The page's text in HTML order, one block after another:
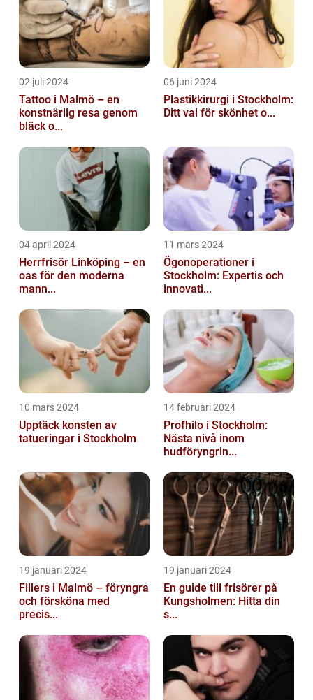
02 juli 2024
Tattoo i Malmö – en
konstnärlig resa genom
bläck o...
06 juni 2024
Plastikkirurgi i Stockholm:
Ditt val för skönhet o...
04 april 2024
Herrfrisör Linköping – en
oas för den moderna
mann...
11 mars 2024
Ögonoperationer i
Stockholm: Expertis och
innovati...
10 mars 2024
Upptäck konsten av
tatueringar i Stockholm
14 februari 2024
Profhilo i Stockholm:
Nästa nivå inom
hudföryngrin...
19 januari 2024
Fillers i Malmö – föryngra
och försköna med
precis...
19 januari 2024
En guide till frisörer på
Kungsholmen: Hitta din
s...